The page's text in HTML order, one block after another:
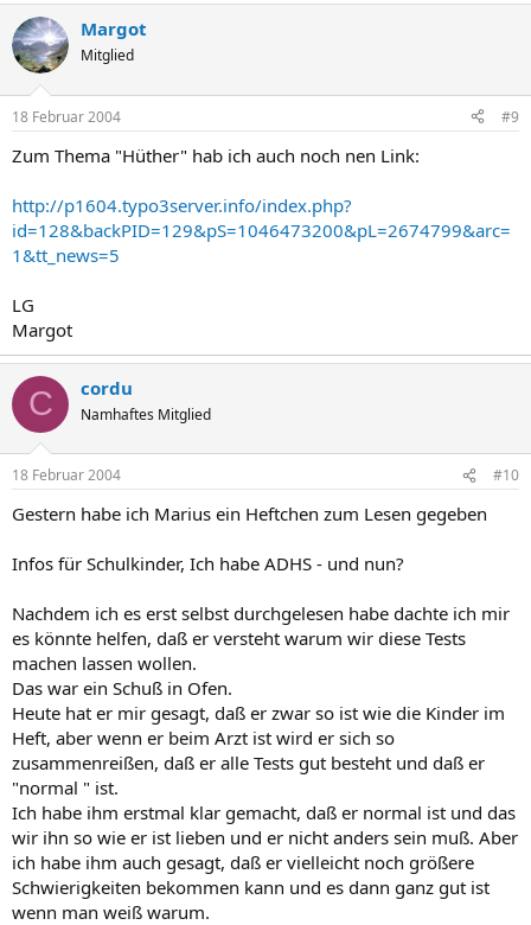
Margot
Mitglied
18 Februar 2004 #9
Zum Thema "Hüther" hab ich auch noch nen Link:
http://p1604.typo3server.info/index.php?
id=128&backPID=129&pS=1046473200&pL=2674799&arc=
1&tt_news=5
LG
Margot
C cordu
Namhaftes Mitglied
18 Februar 2004 #10
Gestern habe ich Marius ein Heftchen zum Lesen gegeben
Infos für Schulkinder, Ich habe ADHS - und nun?
Nachdem ich es erst selbst durchgelesen habe dachte ich mir
es könnte helfen, daß er versteht warum wir diese Tests
machen lassen wollen.
Das war ein Schuß in Ofen.
Heute hat er mir gesagt, daß er zwar so ist wie die Kinder im
Heft, aber wenn er beim Arzt ist wird er sich so
zusammenreißen, daß er alle Tests gut besteht und daß er
"normal " ist.
Ich habe ihm erstmal klar gemacht, daß er normal ist und das
wir ihn so wie er ist lieben und er nicht anders sein muß. Aber
ich habe ihm auch gesagt, daß er vielleicht noch größere
Schwierigkeiten bekommen kann und es dann ganz gut ist
wenn man weiß warum.